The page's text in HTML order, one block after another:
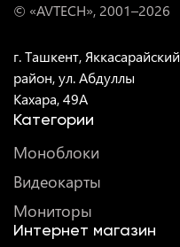
© «AVTECH», 2001–2026
г. Ташкент, Яккасарайский
район, ул. Абдуллы
Кахара, 49A
Категории
Моноблоки
Видеокарты
Мониторы
Интернет магазин